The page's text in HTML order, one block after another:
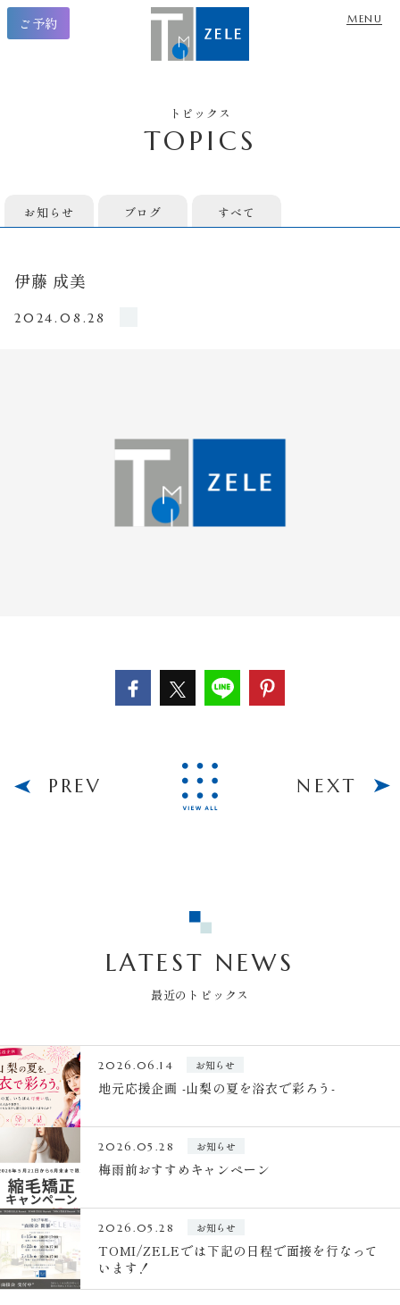
ご予約
トピックス
TOPICS
お知らせ ブログ すべて
伊藤 成美
2024.08.28
PREV NEXT
LATEST NEWS
最近のトピックス
2026.06.14 お知らせ
地元応援企画 -山梨の夏を浴衣で彩ろう-
2026.05.28 お知らせ
梅雨前おすすめキャンペーン
2026.05.28 お知らせ
TOMI/ZELEでは下記の日程で面接を行なって
います！